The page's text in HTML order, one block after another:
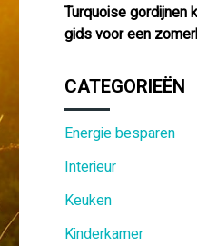
Turquoise gordijnen
gids voor een
CATEGORIEËN
Energie besparen
Interieur
Keuken
Kinderkamer